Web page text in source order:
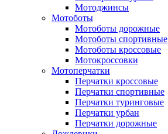
Мотоджинсы
Мотоботы
Мотоботы дорожные
Мотоботы спортивные
Мотоботы кроссовые
Мотокроссовки
Мотоперчатки
Перчатки кроссовые
Перчатки спортивные
Перчатки туринговые
Перчатки урбан
Перчатки дорожные